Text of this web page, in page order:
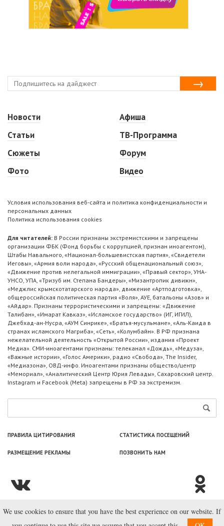
Новости
Статьи
Сюжеты
Фото
Афиша
ТВ-Программа
Форум
Видео
Условия использования веб-сайта и политика конфиденциальности и
персональных данных
Политика использования cookies
Для читателей: В России признаны экстремистскими и запрещены
организации ФБК (Фонд борьбы с коррупцией, признан иноагентом),
Штабы Навального, «Национал-большевистская партия», «Свидетели
Иеговы», «Армия воли народа», «Русский общенациональный союз»,
«Движение против нелегальной иммиграции», «Правый сектор», УНА-
УНСО, УПА, «Тризуб им. Степана Бандеры», «Мизантропик дивижн»,
«Меджлис крымскотатарского народа», движение «Артподготовка»,
общероссийская политическая партия «Воля», АУЕ, батальоны «Азов» и
«Айдар». Признаны террористическими и запрещены: «Движение
Талибан», «Имарат Кавказ», «Исламское государство» (ИГ, ИГИЛ),
Джебхад-ан-Нусра, «АУМ Синрике», «Братья-мусульмане», «Аль-Каида в
странах исламского Магриба», «Сеть», «Колумбайн». В РФ признана
нежелательной деятельность «Открытой России», издания «Проект
Медиа». СМИ-иноагентами признаны: телеканал «Дождь», «Медуза»,
«Важные истории», «Голос Америки», радио «Свобода», The Insider,
«Медиазона», ОВД-инфо. Иноагентами признаны общество/центр
«Мемориал», «Аналитический Центр Юрия Левады», Сахаровский центр.
Instagram и Facebook (Metа) запрещены в РФ за экстремизм.
ПРАВИЛА ЦИТИРОВАНИЯ СТАТИСТИКА ПОСЕЩЕНИЙ
РАЗМЕЩЕНИЕ РЕКЛАМЫ ПОЗВОНИТЬ НАМ
© ООО «Лаборатория Новоcтей», 2003—2026.
We use cookies to ensure that you have the best experience on our website. If